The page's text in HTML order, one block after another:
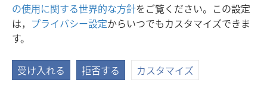
の使用に関する世界的な方針をご覧ください。この設定
は， プライバシー設定からいつでもカスタマイズできま
す。
受け入れる 拒否する カスタマイズ
るようエホバの証人各自を助けることでした。エホバの証
人一人一人が資格のある奉仕者になるよう援助を受け
ることになっていました。（
開かれました。ただしそれは，聴衆全体に対する話ではな
く，むしろ家の人の役を割り当てられた人に対する話でし